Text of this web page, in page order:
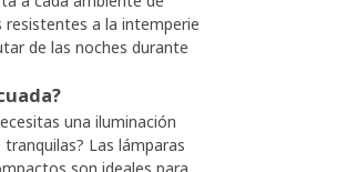
resistentes a la intemperie
de las noches durante
una iluminación
Las lámparas